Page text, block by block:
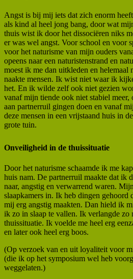
Angst is bij mij iets dat zich enorm
als kind al heel jong bang, door wat
thuis wist ik door het dissociëren niks
er was wel angst. Voor school en voor
voor het naturisme van mijn ouders
opeens naar een naturistenstrand en
moest ik me dan uitkleden en helemaal
naakte mensen. Ik wist niet waar ik
het. En ik wilde zelf ook niet gezien
vanaf mijn tiende ook niet stabiel
aan partnerruil gingen doen en vanaf
deze mensen in een vrijstaand huis in
grote tuin.
Onveiligheid in de thuissituatie
Door het naturisme schaamde ik me
huis nam. De partnerruil maakte dat ik
naar, angstig en verwarrend waren.
slaapkamers in. Ik heb dingen
mij erg angstig maakten. Dan hield ik
ik zo in slaap te vallen. Ik verlangde zo
thuissituatie. Ik voelde me heel erg
en later ook heel erg boos.
(Op verzoek van en uit loyaliteit voor
(die ik op het symposium wel heb
weggelaten.)